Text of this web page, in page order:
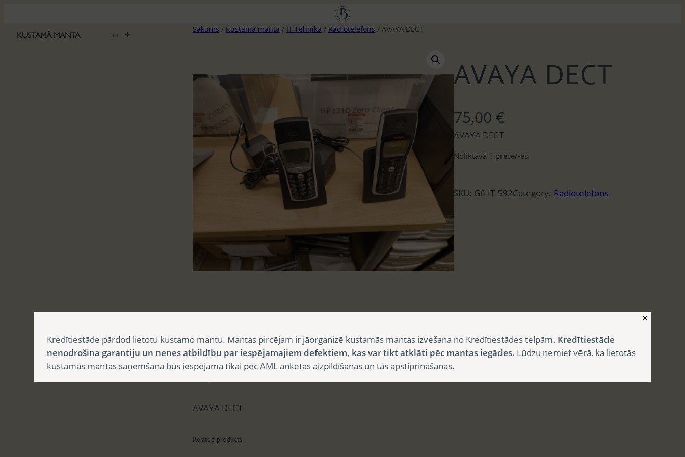
saturu
+
KUSTAMĀ MANTA
Sākums / Kustamā manta / IT Tehnika / Radiotelefons / AVAYA DECT
AVAYA DECT
75,00 €
AVAYA DECT
Noliktavā 1 prece/-es
SKU: G6-IT-592Category: Radiotelefons
Apraksts
AVAYA DECT
Related products
✕
Kredītiestāde pārdod lietotu kustamo mantu. Mantas pircējam ir jāorganizē kustamās mantas izvešana no Kredītiestādes telpām. Kredītiestāde
nenodrošina garantiju un nenes atbildību par iespējamajiem defektiem, kas var tikt atklāti pēc mantas iegādes. Lūdzu ņemiet vērā, ka lietotās
kustamās mantas saņemšana būs iespējama tikai pēc AML anketas aizpildīšanas un tās apstiprināšanas.